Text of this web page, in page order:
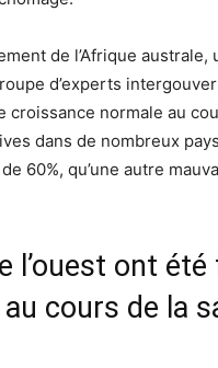
de l’Afrique
d’experts
croissance normale au
dans de nombreux
60%, qu’une autre
l’ouest ont
cours de la